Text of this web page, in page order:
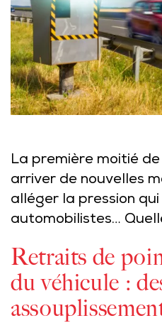
La première moitié
arriver de nouvelles
alléger la pression
automobilistes…
Retraits de
du véhicule :